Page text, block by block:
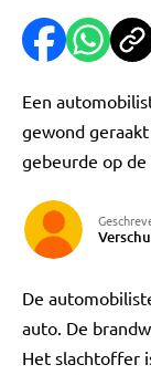
Een
gewond
gebeurde op
De
auto. De
Het slachtoffer